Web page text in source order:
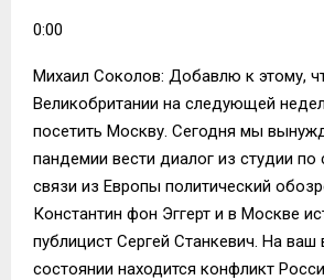
0:00
Михаил Соколов: Добавлю к этому,
Великобритании на следующей
посетить Москву. Сегодня мы
пандемии вести диалог из студии по
связи из Европы политический
Константин фон Эггерт и в Москве
публицист Сергей Станкевич. На ваш
состоянии находится конфликт